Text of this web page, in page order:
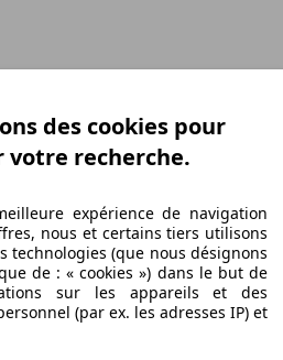
des cookies pour
recherche.
expérience de navigation
nous et certains tiers utilisons
technologies (que nous désignons
de : « cookies ») dans le but de
sur les appareils et des
(par ex. les adresses IP) et